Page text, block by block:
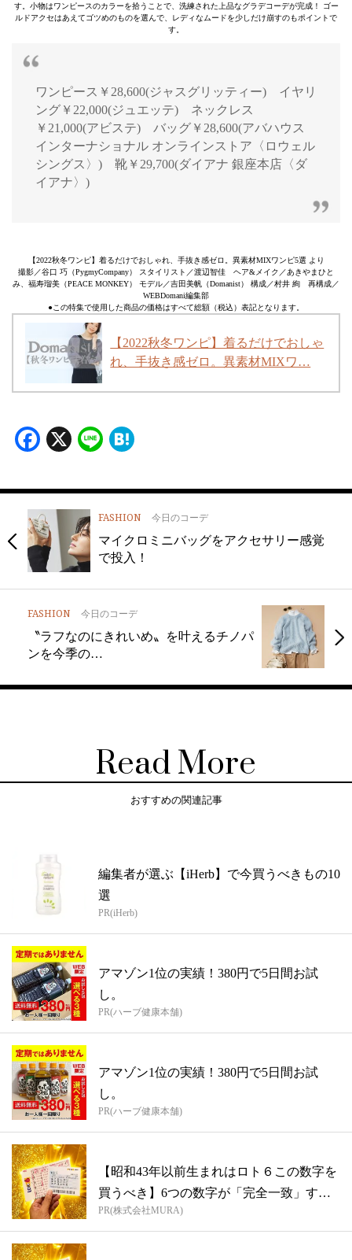
す。小物はワンピースのカラーを拾うことで、洗練された上品なグラデコーデが完成！ ゴー
ルドアクセはあえてゴツめのものを選んで、レディなムードを少しだけ崩すのもポイントで
す。
ワンピース￥28,600(ジャスグリッティー) イヤリ
ング￥22,000(ジュエッテ) ネックレス
￥21,000(アビステ) バッグ￥28,600(アバハウス
インターナショナル オンラインストア〈ロウェル
シングス〉) 靴￥29,700(ダイアナ 銀座本店〈ダ
イアナ〉)
【2022秋冬ワンピ】着るだけでおしゃれ、手抜き感ゼロ。異素材MIXワンピ5選 より
撮影／谷口 巧（PygmyCompany） スタイリスト／渡辺智佳 ヘア&メイク／あきやまひと
み、福寿瑠美（PEACE MONKEY） モデル／吉田美帆（Domanist） 構成／村井 絢 再構成／
WEBDomani編集部
●この特集で使用した商品の価格はすべて総額（税込）表記となります。
【2022秋冬ワンピ】着るだけでおしゃ
れ、手抜き感ゼロ。異素材MIXワ…
Facebook
X Line
FASHION 今日のコーデ
マイクロミニバッグをアクセサリー感覚
で投入！
FASHION 今日のコーデ
〝ラフなのにきれいめ〟を叶えるチノパ
ンを今季の…
Read More
おすすめの関連記事
編集者が選ぶ【iHerb】で今買うべきもの10
選
PR(iHerb)
アマゾン1位の実績！380円で5日間お試
し。
PR(ハーブ健康本舗)
アマゾン1位の実績！380円で5日間お試
し。
PR(ハーブ健康本舗)
【昭和43年以前生まれはロト６この数字を
買うべき】6つの数字が「完全一致」する
方...
PR(株式会社MURA)